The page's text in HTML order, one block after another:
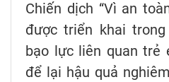
Chiến dịch “Vì an
được triển khai
bạo lực liên quan trẻ
để lại hậu quả